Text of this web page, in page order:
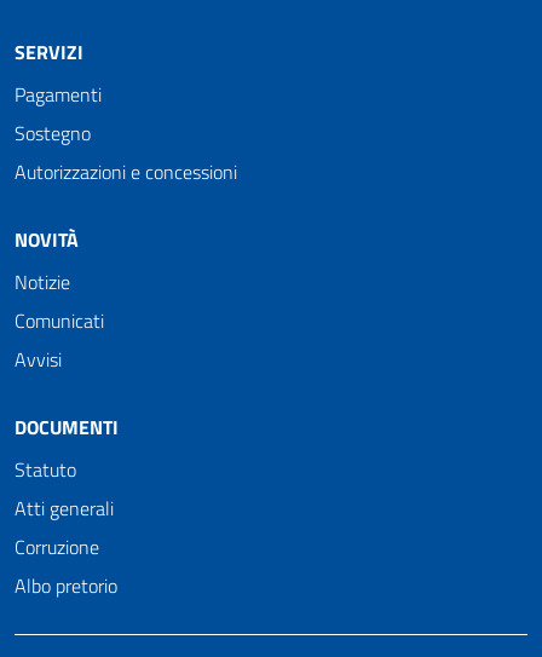
SERVIZI
Pagamenti
Sostegno
Autorizzazioni e concessioni
NOVITÀ
Notizie
Comunicati
Avvisi
DOCUMENTI
Statuto
Atti generali
Corruzione
Albo pretorio